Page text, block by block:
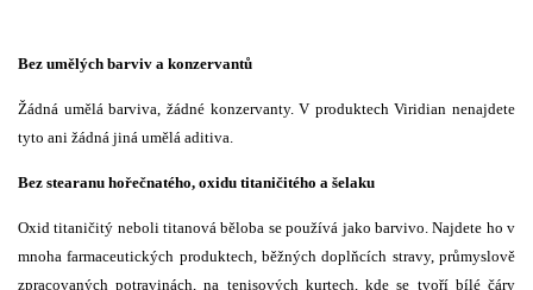
Bez umělých barviv a konzervantů
Žádná umělá barviva, žádné konzervanty. V produktech Viridian nenajdete
tyto ani žádná jiná umělá aditiva.
Bez stearanu hořečnatého, oxidu titaničitého a šelaku
Oxid titaničitý neboli titanová běloba se používá jako barvivo. Najdete ho v
mnoha farmaceutických produktech, běžných doplňcích stravy, průmyslově
zpracovaných potravinách, na tenisových kurtech, kde se tvoří bílé čáry